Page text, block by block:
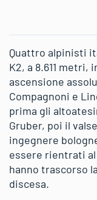
Quattro alpinisti
K2, a 8.611 metri,
ascensione
Compagnoni e
prima gli
Gruber, poi il
ingegnere
essere rientrati al
hanno trascorso
discesa.